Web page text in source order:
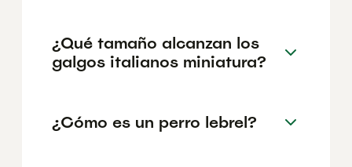
¿Qué tamaño alcanzan los
galgos italianos miniatura?
¿Cómo es un perro lebrel?